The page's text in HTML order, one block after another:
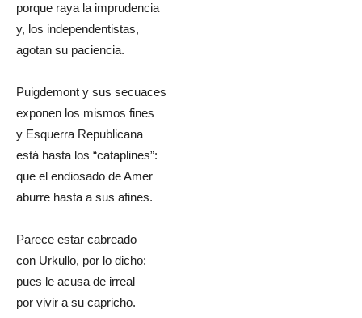
porque raya la imprudencia
y, los independentistas,
agotan su paciencia.
Puigdemont y sus secuaces
exponen los mismos fines
y Esquerra Republicana
está hasta los “cataplines”:
que el endiosado de Amer
aburre hasta a sus afines.
Parece estar cabreado
con Urkullo, por lo dicho:
pues le acusa de irreal
por vivir a su capricho.